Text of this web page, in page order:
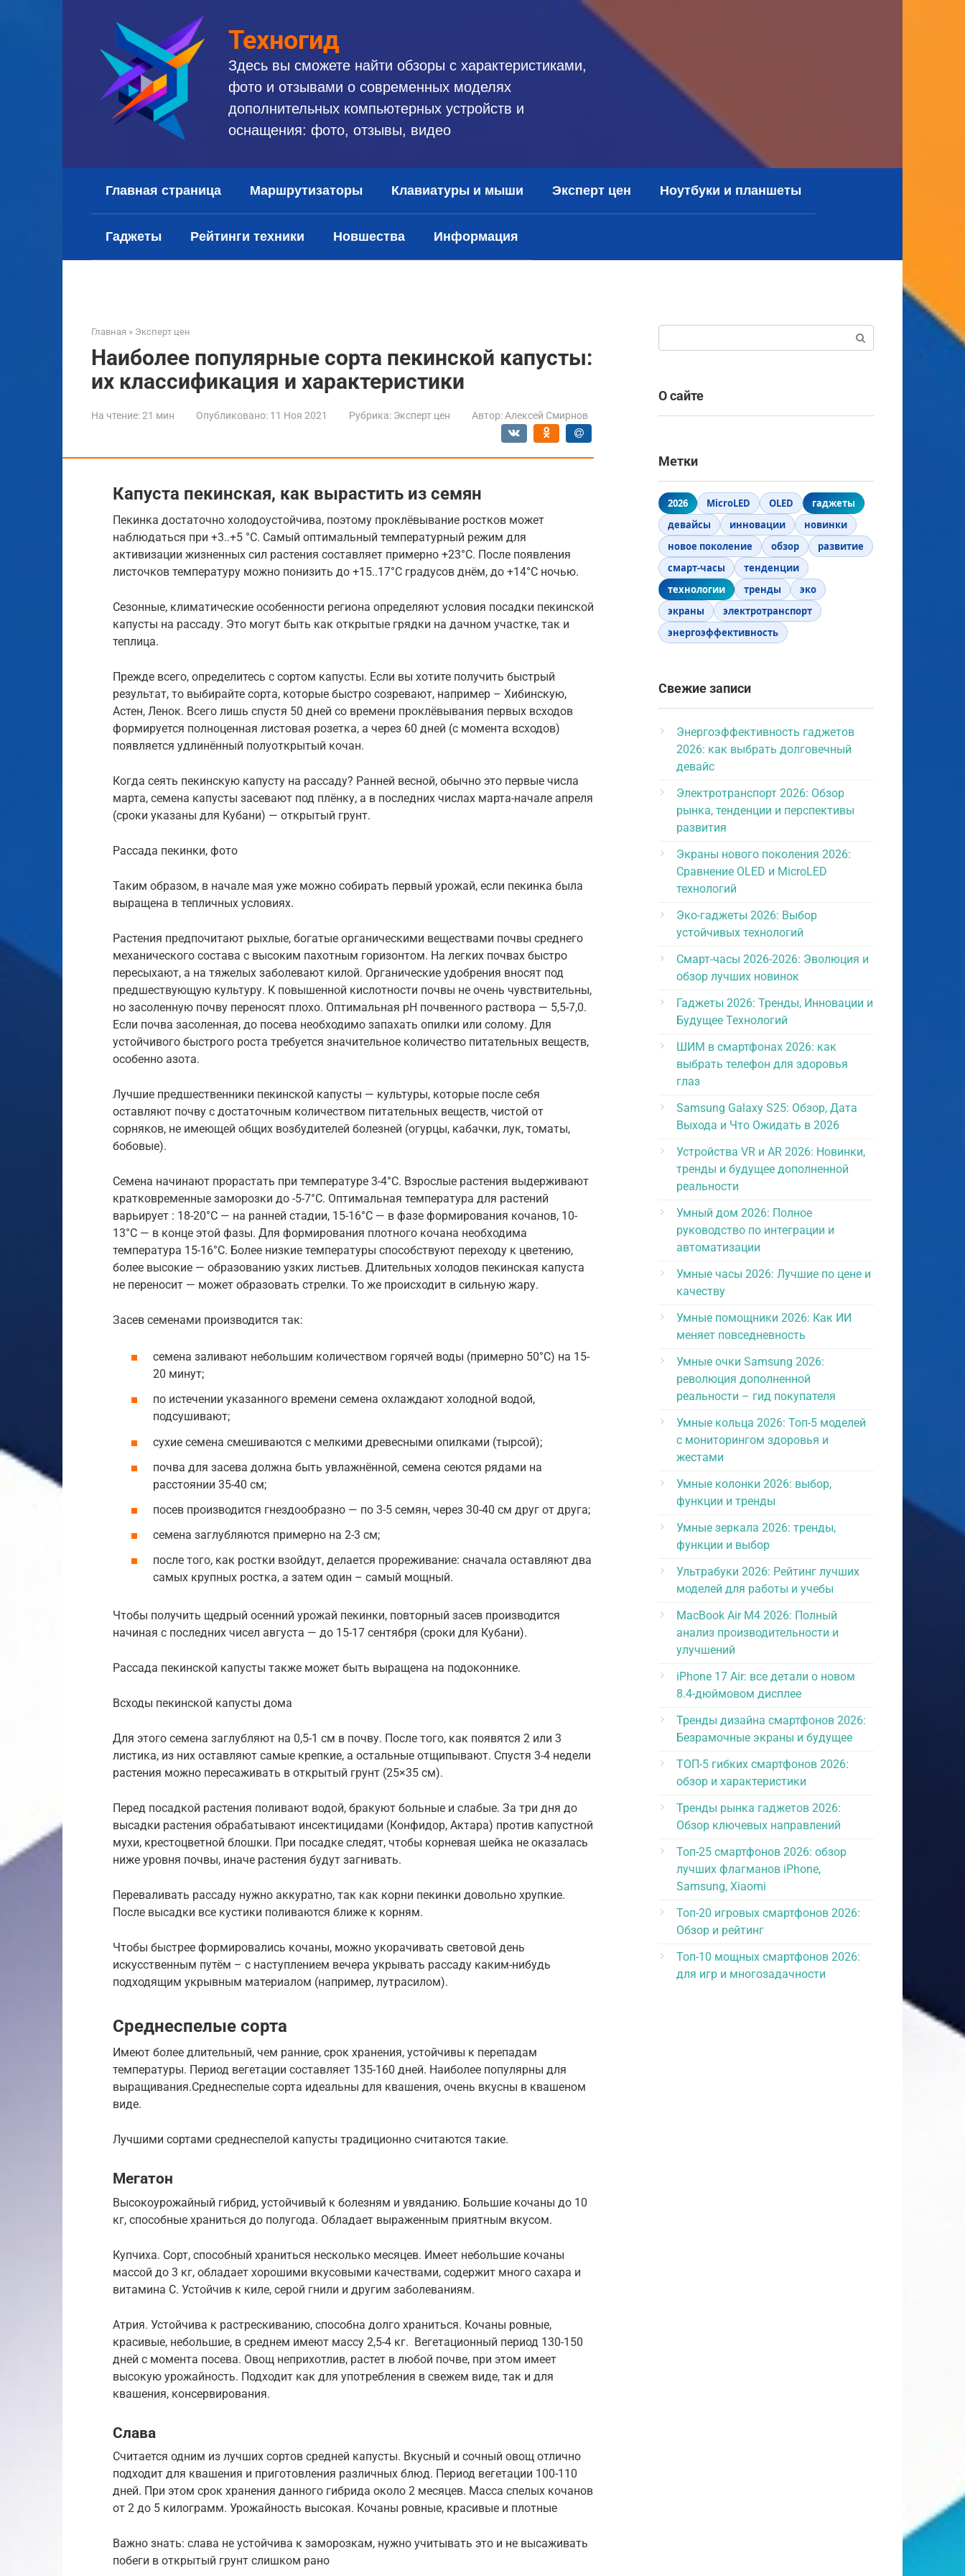
Техногид
Здесь вы сможете найти обзоры с характеристиками,
фото и отзывами о современных моделях
дополнительных компьютерных устройств и
оснащения: фото, отзывы, видео
Главная страница Маршрутизаторы Клавиатуры и мыши Эксперт цен Ноутбуки и планшеты
Гаджеты Рейтинги техники Новшества Информация
Главная » Эксперт цен
Наиболее популярные сорта пекинской капусты:
их классификация и характеристики
На чтение:21 мин Опубликовано: 11 Ноя 2021 Рубрика: Эксперт цен Автор: Алексей Смирнов
Капуста пекинская, как вырастить из семян
Пекинка достаточно холодоустойчива, поэтому проклёвывание ростков может
наблюдаться при +3..+5 °C. Самый оптимальный температурный режим для
активизации жизненных сил растения составляет примерно +23°C. После появления
листочков температуру можно понизить до +15..17°С градусов днём, до +14°С ночью.
Сезонные, климатические особенности региона определяют условия посадки пекинской
капусты на рассаду. Это могут быть как открытые грядки на дачном участке, так и
теплица.
Прежде всего, определитесь с сортом капусты. Если вы хотите получить быстрый
результат, то выбирайте сорта, которые быстро созревают, например – Хибинскую,
Астен, Ленок. Всего лишь спустя 50 дней со времени проклёвывания первых всходов
формируется полноценная листовая розетка, а через 60 дней (с момента всходов)
появляется удлинённый полуоткрытый кочан.
Когда сеять пекинскую капусту на рассаду? Ранней весной, обычно это первые числа
марта, семена капусты засевают под плёнку, а в последних числах марта-начале апреля
(сроки указаны для Кубани) — открытый грунт.
Рассада пекинки, фото
Таким образом, в начале мая уже можно собирать первый урожай, если пекинка была
выращена в тепличных условиях.
Растения предпочитают рыхлые, богатые органическими веществами почвы среднего
механического состава с высоким пахотным горизонтом. На легких почвах быстро
пересыхают, а на тяжелых заболевают килой. Органические удобрения вносят под
предшествующую культуру. К повышенной кислотности почвы не очень чувствительны,
но засоленную почву переносят плохо. Оптимальная рН почвенного раствора — 5,5-7,0.
Если почва засоленная, до посева необходимо запахать опилки или солому. Для
устойчивого быстрого роста требуется значительное количество питательных веществ,
особенно азота.
Лучшие предшественники пекинской капусты — культуры, которые после себя
оставляют почву с достаточным количеством питательных веществ, чистой от
сорняков, не имеющей общих возбудителей болезней (огурцы, кабачки, лук, томаты,
бобовые).
Семена начинают прорастать при температуре 3-4°С. Взрослые растения выдерживают
кратковременные заморозки до -5-7°С. Оптимальная температура для растений
варьирует : 18-20°С — на ранней стадии, 15-16°С — в фазе формирования кочанов, 10-
13°С — в конце этой фазы. Для формирования плотного кочана необходима
температура 15-16°С. Более низкие температуры способствуют переходу к цветению,
более высокие — образованию узких листьев. Длительных холодов пекинская капуста
не переносит — может образовать стрелки. То же происходит в сильную жару.
Засев семенами производится так:
семена заливают небольшим количеством горячей воды (примерно 50°С) на 15-
20 минут;
по истечении указанного времени семена охлаждают холодной водой,
подсушивают;
сухие семена смешиваются с мелкими древесными опилками (тырсой);
почва для засева должна быть увлажнённой, семена сеются рядами на
расстоянии 35-40 см;
посев производится гнездообразно — по 3-5 семян, через 30-40 см друг от друга;
семена заглубляются примерно на 2-3 см;
после того, как ростки взойдут, делается прореживание: сначала оставляют два
самых крупных ростка, а затем один – самый мощный.
Чтобы получить щедрый осенний урожай пекинки, повторный засев производится
начиная с последних чисел августа — до 15-17 сентября (сроки для Кубани).
Рассада пекинской капусты также может быть выращена на подоконнике.
Всходы пекинской капусты дома
Для этого семена заглубляют на 0,5-1 см в почву. После того, как появятся 2 или 3
листика, из них оставляют самые крепкие, а остальные отщипывают. Спустя 3-4 недели
растения можно пересаживать в открытый грунт (25×35 см).
Перед посадкой растения поливают водой, бракуют больные и слабые. За три дня до
высадки растения обрабатывают инсектицидами (Конфидор, Актара) против капустной
мухи, крестоцветной блошки. При посадке следят, чтобы корневая шейка не оказалась
ниже уровня почвы, иначе растения будут загнивать.
Переваливать рассаду нужно аккуратно, так как корни пекинки довольно хрупкие.
После высадки все кустики поливаются ближе к корням.
Чтобы быстрее формировались кочаны, можно укорачивать световой день
искусственным путём – с наступлением вечера укрывать рассаду каким-нибудь
подходящим укрывным материалом (например, лутрасилом).
Среднеспелые сорта
Имеют более длительный, чем ранние, срок хранения, устойчивы к перепадам
температуры. Период вегетации составляет 135-160 дней. Наиболее популярны для
выращивания.Среднеспелые сорта идеальны для квашения, очень вкусны в квашеном
виде.
Лучшими сортами среднеспелой капусты традиционно считаются такие.
Мегатон
Высокоурожайный гибрид, устойчивый к болезням и увяданию. Большие кочаны до 10
кг, способные храниться до полугода. Обладает выраженным приятным вкусом.
Купчиха. Сорт, способный храниться несколько месяцев. Имеет небольшие кочаны
массой до 3 кг, обладает хорошими вкусовыми качествами, содержит много сахара и
витамина C. Устойчив к киле, серой гнили и другим заболеваниям.
Атрия. Устойчива к растрескиванию, способна долго храниться. Кочаны ровные,
красивые, небольшие, в среднем имеют массу 2,5-4 кг. Вегетационный период 130-150
дней с момента посева. Овощ неприхотлив, растет в любой почве, при этом имеет
высокую урожайность. Подходит как для употребления в свежем виде, так и для
квашения, консервирования.
Слава
Считается одним из лучших сортов средней капусты. Вкусный и сочный овощ отлично
подходит для квашения и приготовления различных блюд. Период вегетации 100-110
дней. При этом срок хранения данного гибрида около 2 месяцев. Масса спелых кочанов
от 2 до 5 килограмм. Урожайность высокая. Кочаны ровные, красивые и плотные
Важно знать: слава не устойчива к заморозкам, нужно учитывать это и не высаживать
побеги в открытый грунт слишком рано
О сайте
Метки
2026 MicroLED OLED
гаджеты
девайсы
инновации
новинки
новое поколение
обзор
развитие
смарт-часы
тенденции
технологии
тренды
эко
экраны
электротранспорт
энергоэффективность
Свежие записи
Энергоэффективность гаджетов
2026: как выбрать долговечный
девайс
Электротранспорт 2026: Обзор
рынка, тенденции и перспективы
развития
Экраны нового поколения 2026:
Сравнение OLED и MicroLED
технологий
Эко-гаджеты 2026: Выбор
устойчивых технологий
Смарт-часы 2026-2026: Эволюция и
обзор лучших новинок
Гаджеты 2026: Тренды, Инновации и
Будущее Технологий
ШИМ в смартфонах 2026: как
выбрать телефон для здоровья
глаз
Samsung Galaxy S25: Обзор, Дата
Выхода и Что Ожидать в 2026
Устройства VR и AR 2026: Новинки,
тренды и будущее дополненной
реальности
Умный дом 2026: Полное
руководство по интеграции и
автоматизации
Умные часы 2026: Лучшие по цене и
качеству
Умные помощники 2026: Как ИИ
меняет повседневность
Умные очки Samsung 2026:
революция дополненной
реальности – гид покупателя
Умные кольца 2026: Топ-5 моделей
с мониторингом здоровья и
жестами
Умные колонки 2026: выбор,
функции и тренды
Умные зеркала 2026: тренды,
функции и выбор
Ультрабуки 2026: Рейтинг лучших
моделей для работы и учебы
MacBook Air M4 2026: Полный
анализ производительности и
улучшений
iPhone 17 Air: все детали о новом
8.4-дюймовом дисплее
Тренды дизайна смартфонов 2026:
Безрамочные экраны и будущее
ТОП-5 гибких смартфонов 2026:
обзор и характеристики
Тренды рынка гаджетов 2026:
Обзор ключевых направлений
Топ-25 смартфонов 2026: обзор
лучших флагманов iPhone,
Samsung, Xiaomi
Топ-20 игровых смартфонов 2026:
Обзор и рейтинг
Топ-10 мощных смартфонов 2026:
для игр и многозадачности